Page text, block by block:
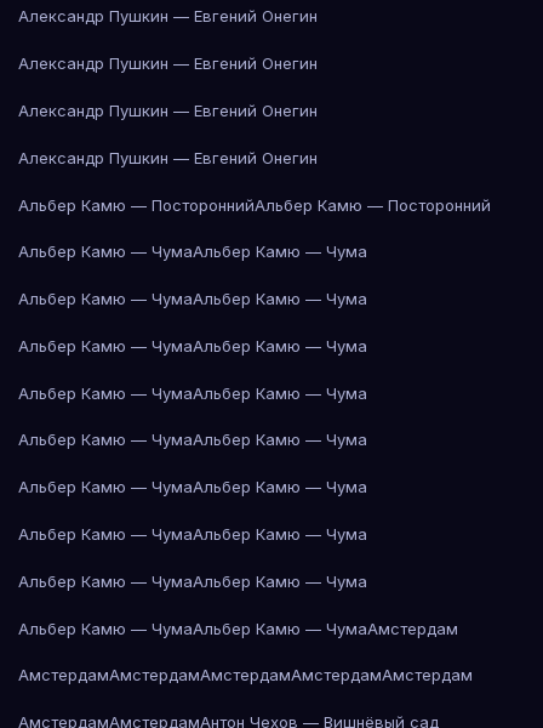
Александр Пушкин — Евгений Онегин
Александр Пушкин — Евгений Онегин
Александр Пушкин — Евгений Онегин
Александр Пушкин — Евгений Онегин
Альбер Камю — ПостороннийАльбер Камю — Посторонний
Альбер Камю — ЧумаАльбер Камю — Чума
Альбер Камю — ЧумаАльбер Камю — Чума
Альбер Камю — ЧумаАльбер Камю — Чума
Альбер Камю — ЧумаАльбер Камю — Чума
Альбер Камю — ЧумаАльбер Камю — Чума
Альбер Камю — ЧумаАльбер Камю — Чума
Альбер Камю — ЧумаАльбер Камю — Чума
Альбер Камю — ЧумаАльбер Камю — Чума
Альбер Камю — ЧумаАльбер Камю — ЧумаАмстердам
АмстердамАмстердамАмстердамАмстердамАмстердам
АмстердамАмстердамАнтон Чехов — Вишнёвый сад